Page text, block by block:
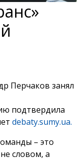
Перчаков занял
подтвердила
debaty.sumy.ua.
– это
словом, а